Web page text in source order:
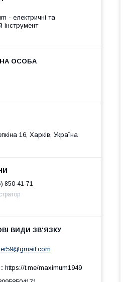
- електричні та
інструмент
16, Харків, Україна
850-41-71
https://t.me/maximum1949